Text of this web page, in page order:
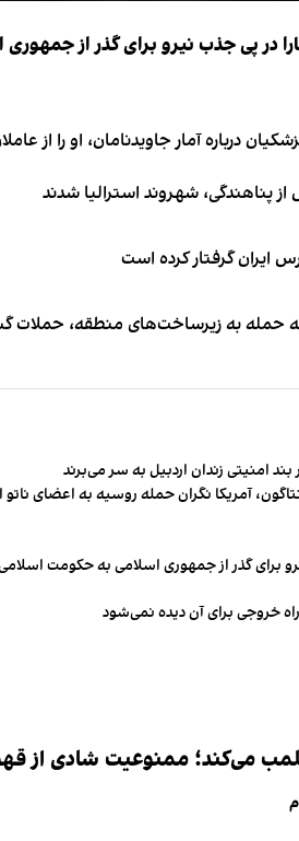
در پی جذب نیرو برای گذر از
درباره آمار جاویدنامان، او را از
ایران گرفتار کرده است
حمله به زیرساخت‌های منطقه، حملات
آمریکا نگران حمله روسیه به اعضای
برای گذر از جمهوری اسلامی به حکومت
خروجی برای آن دیده نمی‌شود
می‌کند؛ ممنوعیت شادی از